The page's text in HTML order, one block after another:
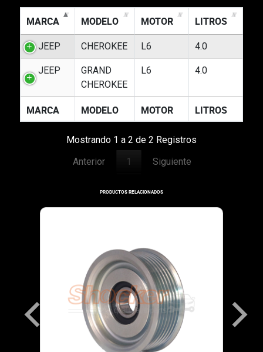
MARCA MODELO MOTOR LITROS
JEEP CHEROKEE L6 4.0
JEEP
GRAND
CHEROKEE
L6 4.0
MARCA MODELO MOTOR LITROS
Mostrando 1 a 2 de 2 Registros
Anterior
1 Siguiente
PRODUCTOS RELACIONADOS